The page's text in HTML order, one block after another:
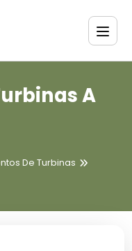
A
De Turbinas